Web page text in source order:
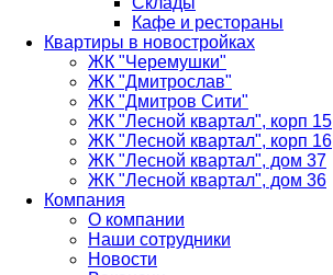
Кафе и рестораны
Квартиры в новостройках
ЖК "Черемушки"
ЖК "Дмитрослав"
ЖК "Дмитров Сити"
ЖК "Лесной квартал", корп 15
ЖК "Лесной квартал", корп 16
ЖК "Лесной квартал", дом 37
ЖК "Лесной квартал", дом 36
Компания
О компании
Наши сотрудники
Новости